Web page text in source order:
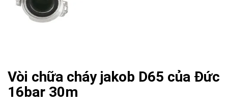
Vòi chữa cháy jakob D65 của Đức
16bar 30m